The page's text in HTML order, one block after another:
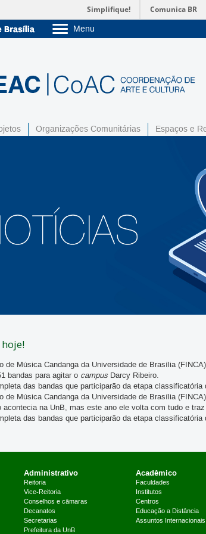
Simplifique! Comunica BR
Menu
Graduação
Pós-Graduação
Organizações Comunitárias Espaços e
hoje!
de Música Candanga da Universidade de Brasília
bandas para agitar o campusDarcy Ribeiro.
das bandas que participarão da etapa classificatória
de Música Candanga da Universidade de Brasília
acontecia na UnB, mas este ano ele volta com tudo e
das bandas que participarão da etapa classificatória
Administrativo
Reitoria
Vice-Reitoria
Conselhos e câmaras
Decanatos
Secretarias
Prefeitura da UnB
Acadêmico
Faculdades
Institutos
Centros
Educação a Distância
Assuntos Internacionais